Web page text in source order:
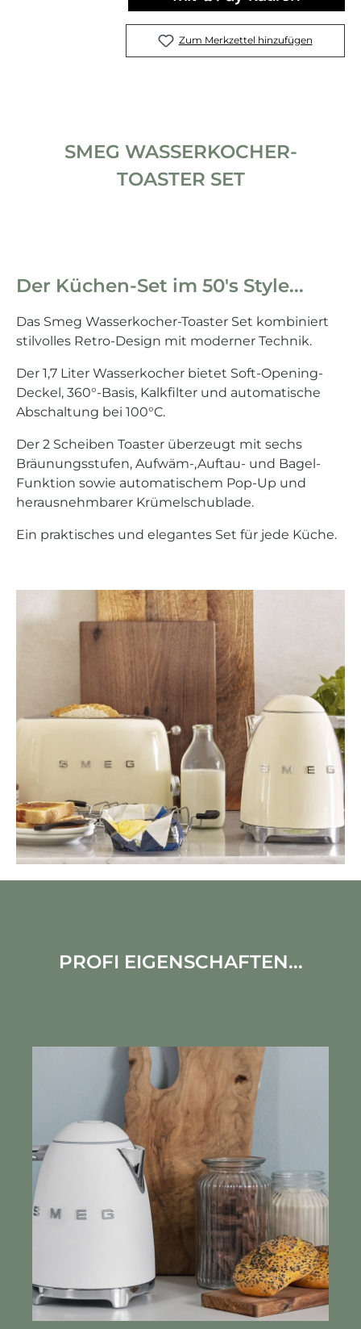
Zum Merkzettel hinzufügen
SMEG WASSERKOCHER-
TOASTER SET
Der Küchen-Set im 50's Style...
Das Smeg Wasserkocher-Toaster Set kombiniert
stilvolles Retro-Design mit moderner Technik.
Der 1,7 Liter Wasserkocher bietet Soft-Opening-
Deckel, 360°-Basis, Kalkfilter und automatische
Abschaltung bei 100°C.
Der 2 Scheiben Toaster überzeugt mit sechs
Bräunungsstufen, Aufwäm-,Auftau- und Bagel-
Funktion sowie automatischem Pop-Up und
herausnehmbarer Krümelschublade.
Ein praktisches und elegantes Set für jede Küche.
PROFI EIGENSCHAFTEN...